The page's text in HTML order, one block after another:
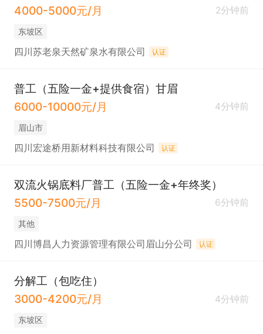
4000-5000元/月
2分钟前
东坡区
四川苏老泉天然矿泉水有限公司 认证
普工（五险一金+提供食宿）甘眉
6000-10000元/月
4分钟前
眉山市
四川宏途桥用新材料科技有限公司 认证
双流火锅底料厂普工（五险一金+年终奖）
5500-7500元/月
6分钟前
其他
四川博昌人力资源管理有限公司眉山分公司 认证
分解工（包吃住）
3000-4200元/月
4分钟前
东坡区